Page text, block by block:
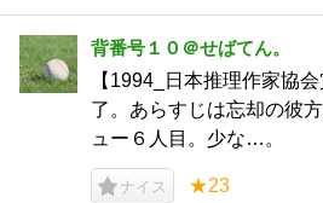
背番号１０＠せばてん。
【1994_日本推理作家協
了。あらすじは忘却の彼
ュー６人目。少な…。
ナイス ★23